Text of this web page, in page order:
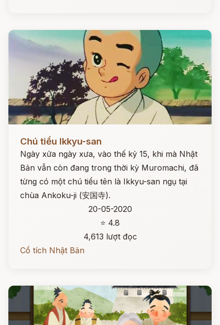
Chú tiểu Ikkyu-san
Ngày xửa ngày xưa, vào thế kỷ 15, khi mà Nhật
Bản vẫn còn đang trong thời kỳ Muromachi, đã
từng có một chú tiểu tên là Ikkyu-san ngụ tại
chùa Ankoku-ji (安国寺).
20-05-2020
⭐ 4.8
4,613 lượt đọc
Cổ tích Nhật Bản